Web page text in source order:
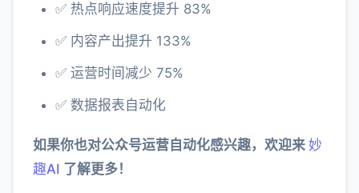
✅ 热点响应速度提升 83%
✅ 内容产出提升 133%
✅ 运营时间减少 75%
✅ 数据报表自动化
如果你也对公众号运营自动化感兴趣，欢迎来 妙
趣AI 了解更多！